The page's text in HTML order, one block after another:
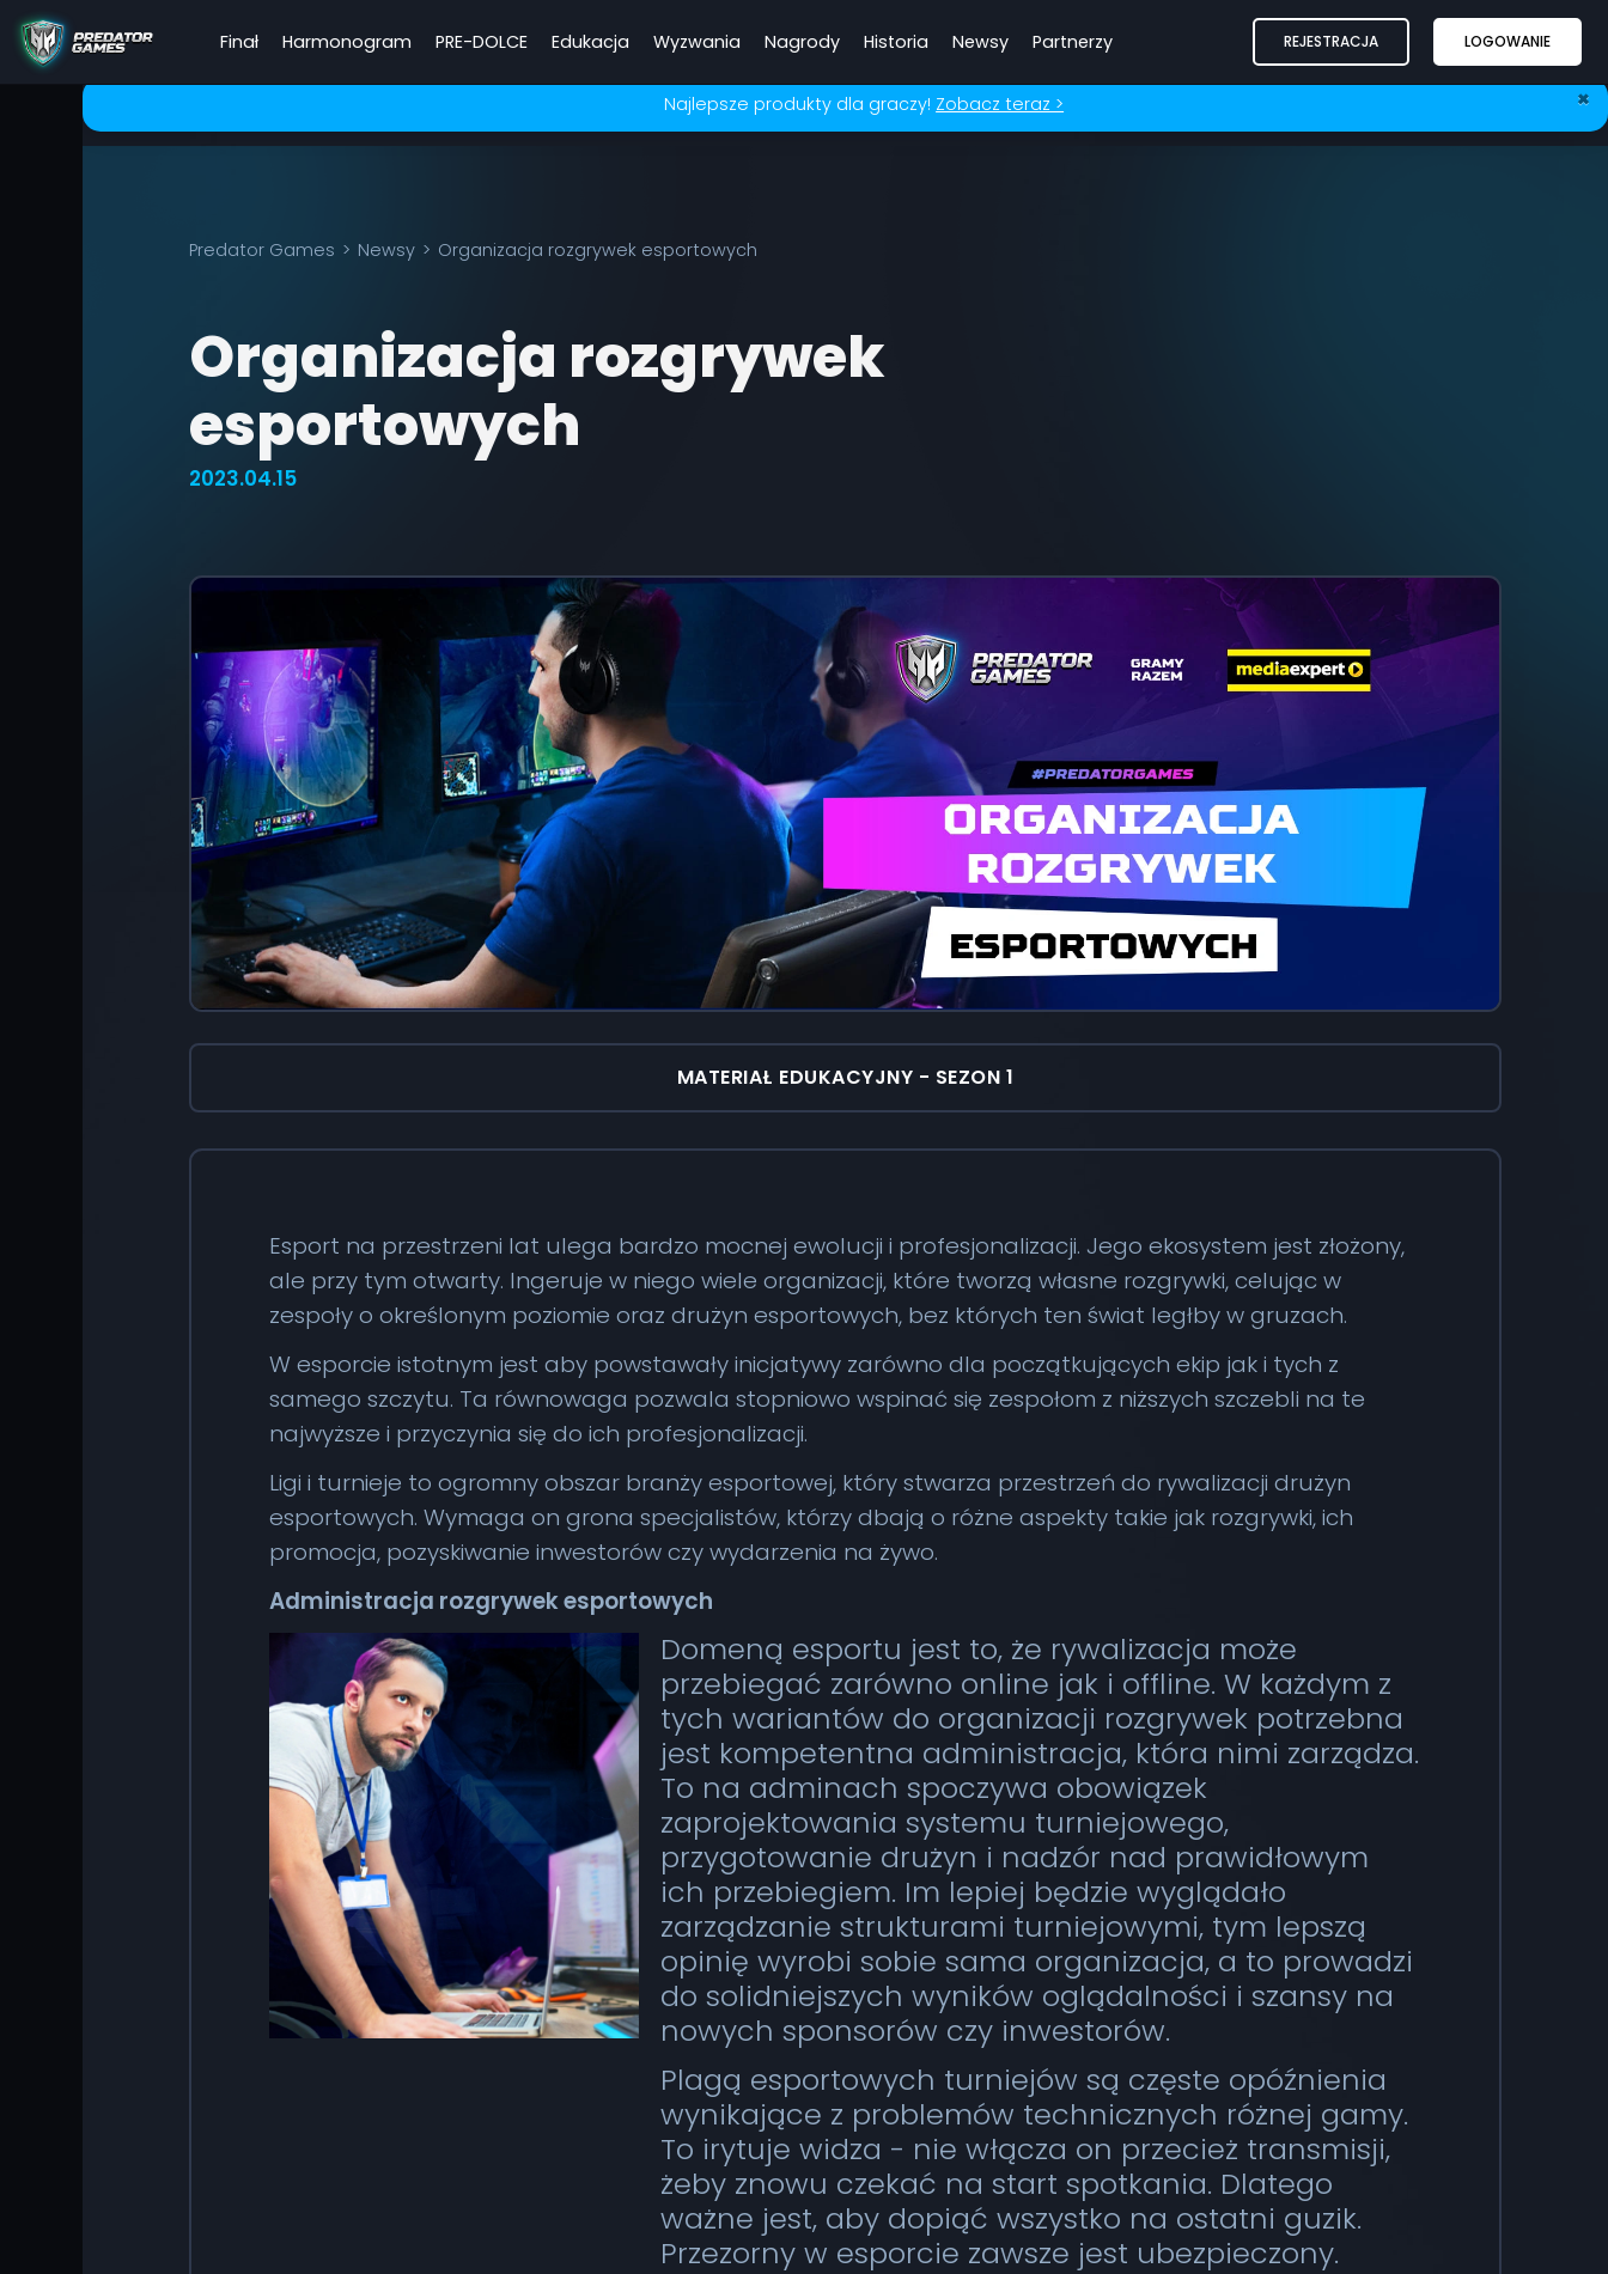
Finał Harmonogram PRE-DOLCE Edukacja Wyzwania Nagrody Historia Newsy Partnerzy REJESTRACJA LOGOWANIE
×
Najlepsze produkty dla graczy! Zobacz teraz >
Predator Games Newsy Organizacja rozgrywek esportowych
Organizacja rozgrywek
esportowych
2023.04.15
MATERIAŁ EDUKACYJNY - SEZON 1
Esport na przestrzeni lat ulega bardzo mocnej ewolucji i profesjonalizacji. Jego ekosystem jest złożony,
ale przy tym otwarty. Ingeruje w niego wiele organizacji, które tworzą własne rozgrywki, celując w
zespoły o określonym poziomie oraz drużyn esportowych, bez których ten świat ległby w gruzach.
W esporcie istotnym jest aby powstawały inicjatywy zarówno dla początkujących ekip jak i tych z
samego szczytu. Ta równowaga pozwala stopniowo wspinać się zespołom z niższych szczebli na te
najwyższe i przyczynia się do ich profesjonalizacji.
Ligi i turnieje to ogromny obszar branży esportowej, który stwarza przestrzeń do rywalizacji drużyn
esportowych. Wymaga on grona specjalistów, którzy dbają o różne aspekty takie jak rozgrywki, ich
promocja, pozyskiwanie inwestorów czy wydarzenia na żywo.
Administracja rozgrywek esportowych
Domeną esportu jest to, że rywalizacja może
przebiegać zarówno online jak i offline. W każdym z
tych wariantów do organizacji rozgrywek potrzebna
jest kompetentna administracja, która nimi zarządza.
To na adminach spoczywa obowiązek
zaprojektowania systemu turniejowego,
przygotowanie drużyn i nadzór nad prawidłowym
ich przebiegiem. Im lepiej będzie wyglądało
zarządzanie strukturami turniejowymi, tym lepszą
opinię wyrobi sobie sama organizacja, a to prowadzi
do solidniejszych wyników oglądalności i szansy na
nowych sponsorów czy inwestorów.
Plagą esportowych turniejów są częste opóźnienia
wynikające z problemów technicznych różnej gamy.
To irytuje widza - nie włącza on przecież transmisji,
żeby znowu czekać na start spotkania. Dlatego
ważne jest, aby dopiąć wszystko na ostatni guzik.
Przezorny w esporcie zawsze jest ubezpieczony.